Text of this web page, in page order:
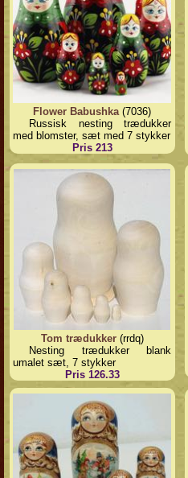
Flower Babushka(7036)
Russisk nesting trædukker
med blomster, sæt med 7 stykker
Pris 213
Tom trædukker(rrdq)
Nesting trædukker blank
umalet sæt, 7 stykker
Pris 126.33